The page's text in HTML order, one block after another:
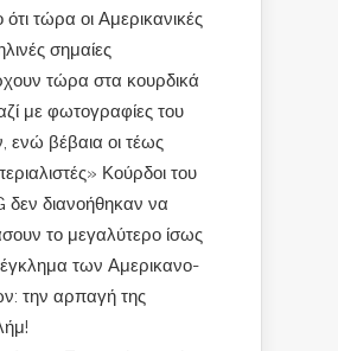
ότι τώρα οι Αμερικανικές
σημαίες
τώρα στα κουρδικά
με φωτογραφίες του
ενώ βέβαια οι τέως
Κούρδοι του
δεν διανοήθηκαν να
το μεγαλύτερο ίσως
έγκλημα των Αμερικανο-
την αρπαγή της